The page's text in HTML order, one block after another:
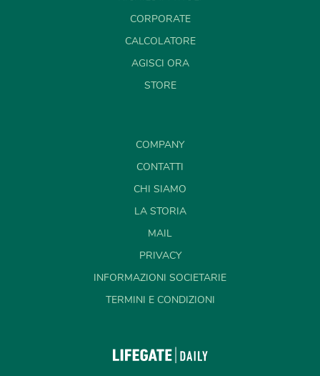
CORPORATE
CALCOLATORE
AGISCI ORA
STORE
COMPANY
CONTATTI
CHI SIAMO
LA STORIA
MAIL
PRIVACY
INFORMAZIONI SOCIETARIE
TERMINI E CONDIZIONI